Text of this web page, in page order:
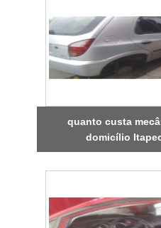
quanto custa
domicílio